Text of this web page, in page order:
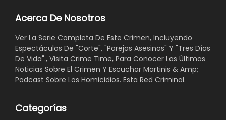
Acerca De Nosotros
Ver La Serie Completa De Este Crimen, Incluyendo
Espectáculos De "Corte", "Parejas Asesinos" Y "Tres Días
De Vida"., Visita Crime Time, Para Conocer Las Últimas
Noticias Sobre El Crimen Y Escuchar Martinis & Amp;
Podcast Sobre Los Homicidios. Esta Red Criminal.
Categorías